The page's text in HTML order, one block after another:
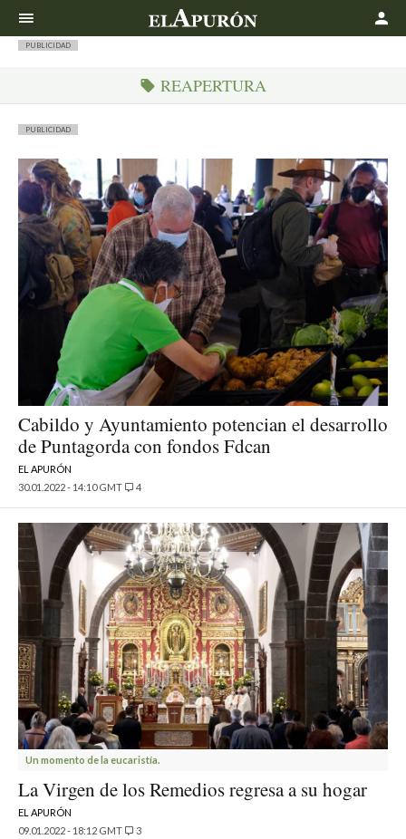
PUBLICIDAD
REAPERTURA
PUBLICIDAD
Cabildo y Ayuntamiento potencian el desarrollo
de Puntagorda con fondos Fdcan
EL APURÓN
30.01.2022 - 14:10 GMT
4
Un momento de la eucaristía.
La Virgen de los Remedios regresa a su hogar
EL APURÓN
09.01.2022 - 18:12 GMT
3